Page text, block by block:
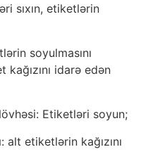
sıxın, etiketlərin
soyulmasını
idarə edən
Etiketləri soyun;
alt etiketlərin kağızını